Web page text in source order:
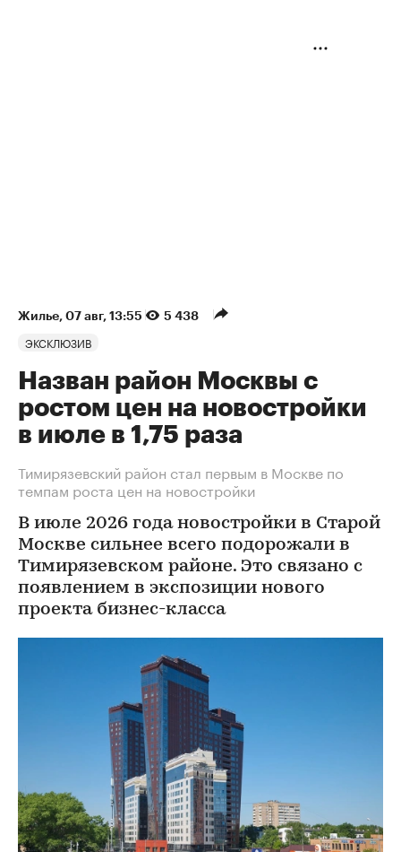
Жилье⁠, 07 авг, 13:55 5 438
ЭКСКЛЮЗИВ
Назван район Москвы с
ростом цен на новостройки
в июле в 1,75 раза
Тимирязевский район стал первым в Москве по
темпам роста цен на новостройки
В июле 2026 года новостройки в Старой
Москве сильнее всего подорожали в
Тимирязевском районе. Это связано с
появлением в экспозиции нового
проекта бизнес-класса